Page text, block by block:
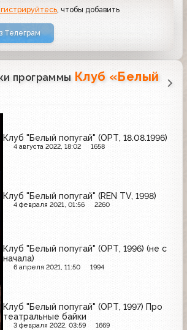
, чтобы добавить
Телеграм
программы Клуб «Белый
Клуб "Белый попугай" (ОРТ, 18.08.1996)
4 августа 2022, 18:02 1658
Клуб "Белый попугай" (REN TV, 1998)
4 февраля 2021, 01:56 2260
Клуб "Белый попугай" (ОРТ, 1996) (не с
начала)
6 апреля 2021, 11:50 1994
Клуб "Белый попугай" (ОРТ, 1997) Про
театральные байки
3 февраля 2022, 03:59 1669